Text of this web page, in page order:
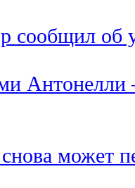
сообщил об
Антонелли
может